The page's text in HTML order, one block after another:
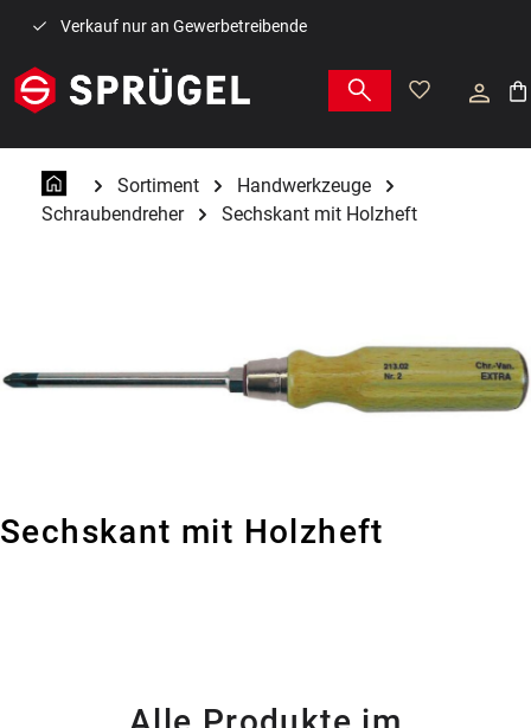
Zum Hauptinhalt springen
Verkauf nur an Gewerbetreibende
Sortiment
Handwerkzeuge
Schraubendreher
Sechskant mit Holzheft
Sechskant mit Holzheft